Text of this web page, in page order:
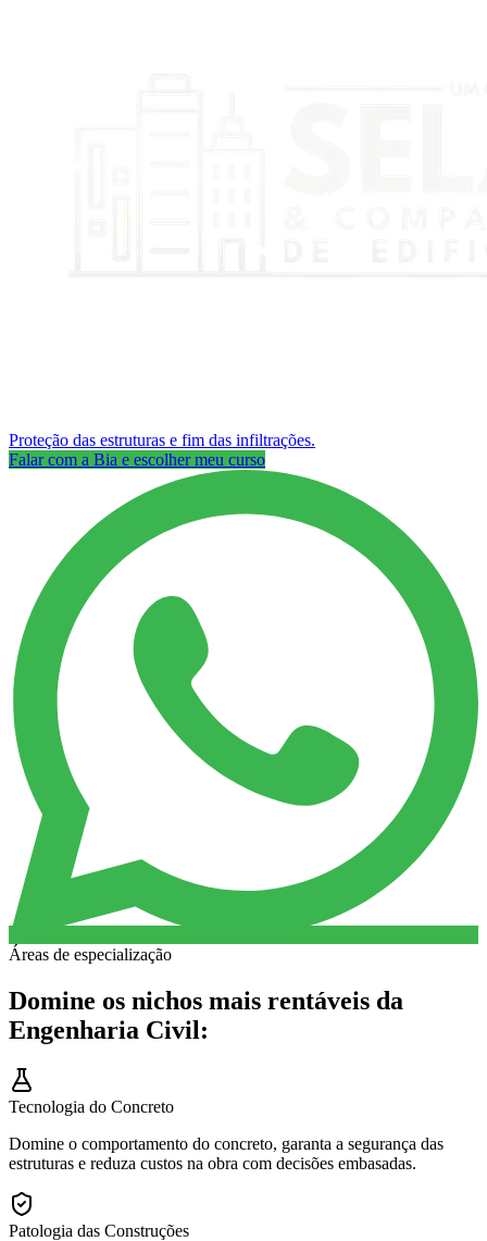
Proteção das estruturas e fim das infiltrações.
Falar com a Bia e escolher meu curso
Áreas de especialização
Domine os nichos mais rentáveis da
Engenharia Civil:
Tecnologia do Concreto
Domine o comportamento do concreto, garanta a segurança das
estruturas e reduza custos na obra com decisões embasadas.
Patologia das Construções